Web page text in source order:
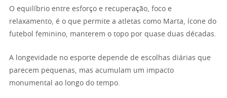
O equilíbrio entre esforço e recuperação, foco e
relaxamento, é o que permite a atletas como Marta, ícone do
futebol feminino, manterem o topo por quase duas décadas.
A longevidade no esporte depende de escolhas diárias que
parecem pequenas, mas acumulam um impacto
monumental ao longo do tempo.